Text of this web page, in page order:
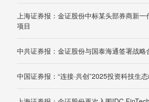
上海证券报：金证股份中标某头部券商新一
项目
中共证券报：金证股份与国泰海通签署战略
中国证券报：“连接·共创”2025投资科技生